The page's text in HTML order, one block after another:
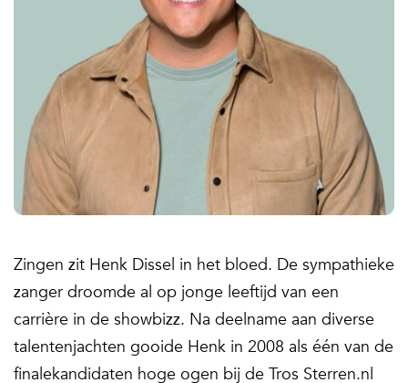
Zingen zit Henk Dissel in het bloed. De sympathieke
zanger droomde al op jonge leeftijd van een
carrière in de showbizz. Na deelname aan diverse
talentenjachten gooide Henk in 2008 als één van de
finalekandidaten hoge ogen bij de Tros Sterren.nl